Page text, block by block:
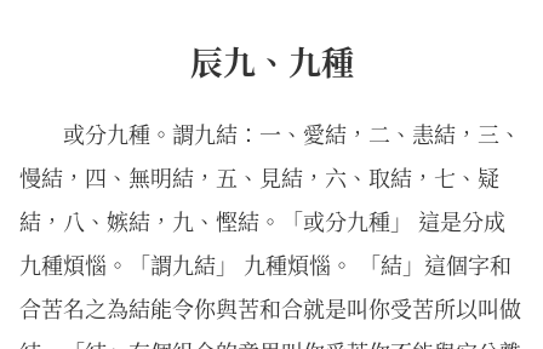
辰九、九種
或分九種。謂九結：一、愛結，二、恚結，三、
慢結，四、無明結，五、見結，六、取結，七、疑
結，八、嫉結，九、慳結。「或分九種」 這是分成
九種煩惱。「謂九結」 九種煩惱。 「結」這個字和
合苦名之為結能令你與苦和合就是叫你受苦所以叫做